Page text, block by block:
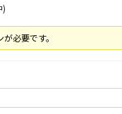
)
必要です。